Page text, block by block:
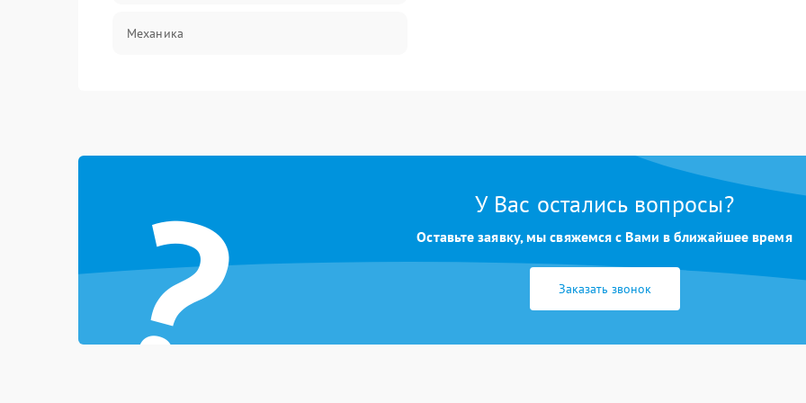
Механика
? У Вас остались вопросы?
Оставьте заявку, мы свяжемся с Вами в ближайшее время
Заказать звонок